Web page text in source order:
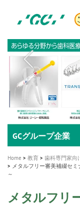
content
M
A healthy smile
新発売 エバーエ
「セラスマート
「イニシャル LiSi
ク」公開
歯を内部まで白く
新製品 イオム ナ
専用サイトはこち
新製品バキュクレ
製品の詳細情報は
インプラント
GCグループ企業
Home 教育 歯科専門家向
メタルフリー審美補綴セ
～
メタルフリ